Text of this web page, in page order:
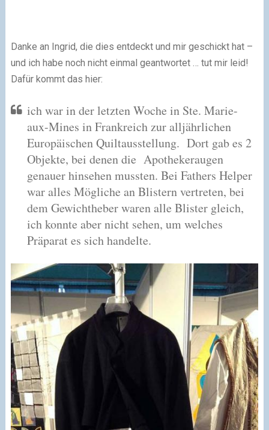
Danke an Ingrid, die dies entdeckt und mir geschickt hat –
und ich habe noch nicht einmal geantwortet … tut mir leid!
Dafür kommt das hier:
ich war in der letzten Woche in Ste. Marie-
aux-Mines in Frankreich zur alljährlichen
Europäischen Quiltausstellung. Dort gab es 2
Objekte, bei denen die Apothekeraugen
genauer hinsehen mussten. Bei Fathers Helper
war alles Mögliche an Blistern vertreten, bei
dem Gewichtheber waren alle Blister gleich,
ich konnte aber nicht sehen, um welches
Präparat es sich handelte.